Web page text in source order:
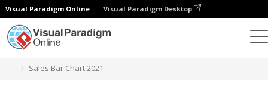
Visual Paradigm Online Visual Paradigm Desktop
Sales Bar Chart 2021